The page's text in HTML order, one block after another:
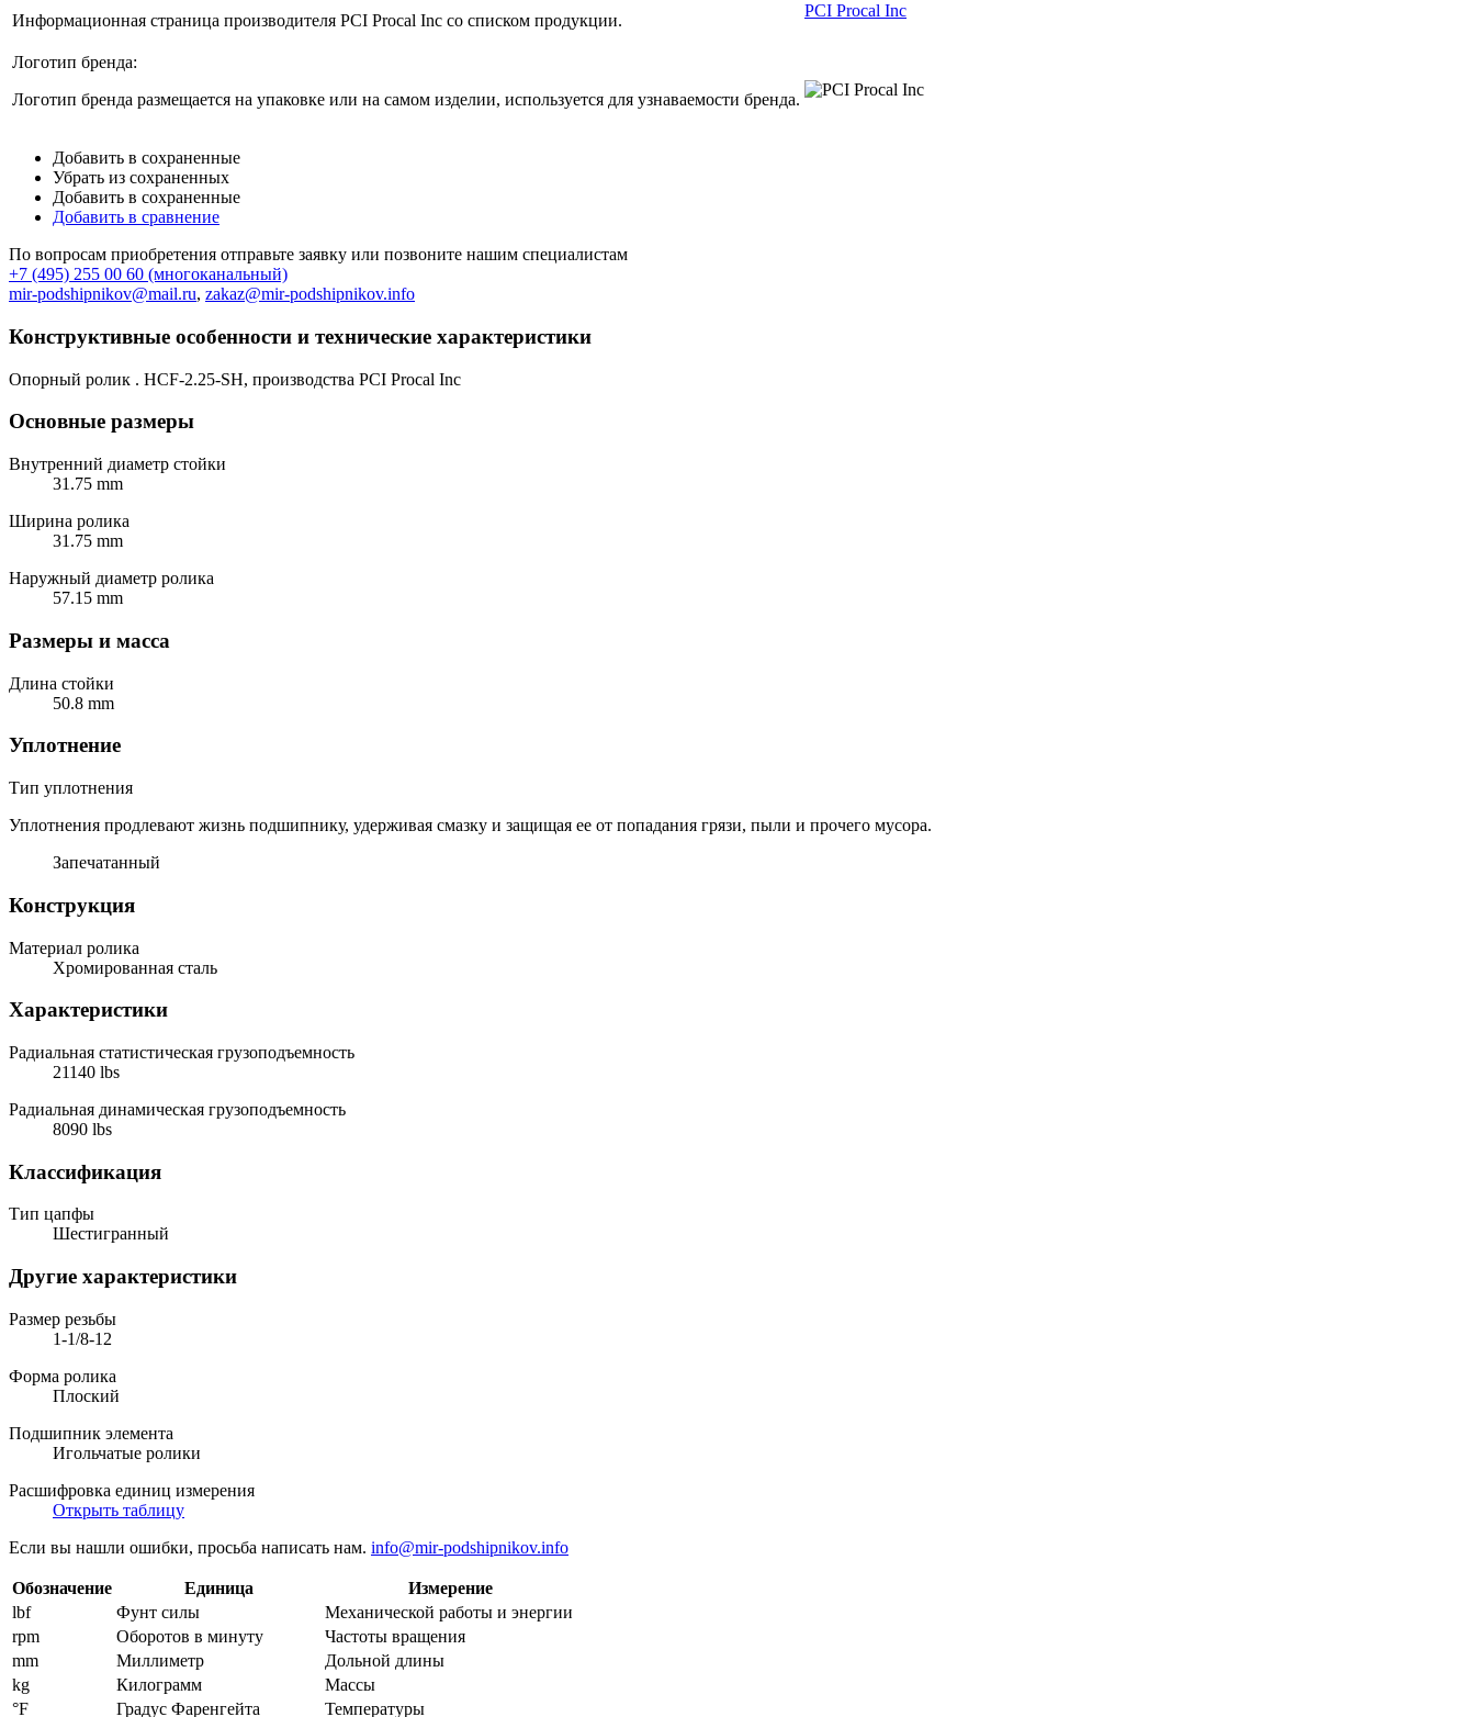
Информационная страница производителя PCI Procal Inc со списком продукции.
PCI Procal Inc
Логотип бренда:
Логотип бренда размещается на упаковке или на самом изделии, используется для узнаваемости бренда.
Добавить в сохраненные
Убрать из сохраненных
Добавить в сохраненные
Добавить в сравнение
По вопросам приобретения отправьте заявку или позвоните нашим специалистам
+7 (495) 255 00 60 (многоканальный)
mir-podshipnikov@mail.ru, zakaz@mir-podshipnikov.info
Конструктивные особенности и технические характеристики
Опорный ролик . HCF-2.25-SH, производства PCI Procal Inc
Основные размеры
Внутренний диаметр стойки
31.75 mm
Ширина ролика
31.75 mm
Наружный диаметр ролика
57.15 mm
Размеры и масса
Длина стойки
50.8 mm
Уплотнение
Тип уплотнения
Уплотнения продлевают жизнь подшипнику, удерживая смазку и защищая ее от попадания грязи, пыли и прочего мусора.
Запечатанный
Конструкция
Материал ролика
Хромированная сталь
Характеристики
Радиальная статистическая грузоподъемность
21140 lbs
Радиальная динамическая грузоподъемность
8090 lbs
Классификация
Тип цапфы
Шестигранный
Другие характеристики
Размер резьбы
1-1/8-12
Форма ролика
Плоский
Подшипник элемента
Игольчатые ролики
Расшифровка единиц измерения
Открыть таблицу
Если вы нашли ошибки, просьба написать нам. info@mir-podshipnikov.info
Обозначение Единица
Измерение
lbf
Фунт силы
Механической работы и энергии
rpm
Оборотов в минуту
Частоты вращения
mm
Миллиметр
Дольной длины
kg
Килограмм
Массы
°F
Градус Фаренгейта
Температуры